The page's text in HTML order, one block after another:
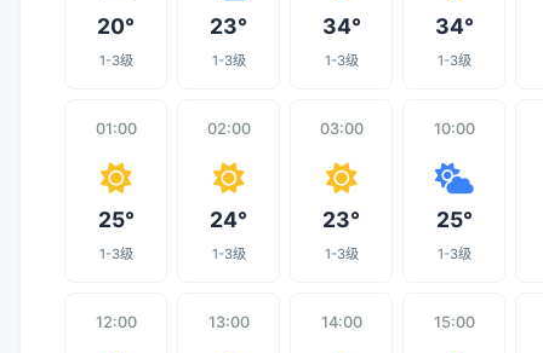
20°
1-3级
23°
1-3级
34°
1-3级
34°
1-3级
01:00
25°
1-3级
02:00
24°
1-3级
03:00
23°
1-3级
10:00
25°
1-3级
12:00 13:00 14:00 15:00